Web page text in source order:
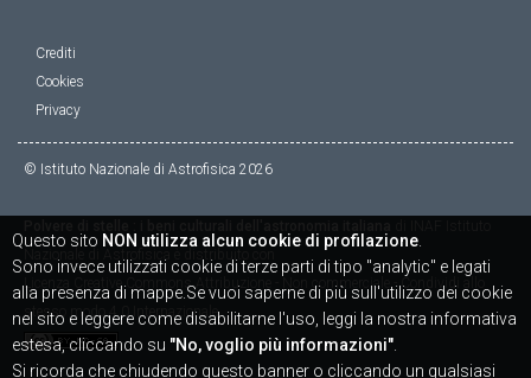
Crediti
Cookies
Privacy
© Istituto Nazionale di Astrofisica 2026
Licenza
Creative Commons Attribuzione - Non commerciale - Condividi allo
stesso modo 4.0 Internazionale
Questo sito NON utilizza alcun cookie di profilazione
Sono invece utilizzati cookie di terze parti di tipo "analytic" e legati
alla presenza di mappe.Se vuoi saperne di più sull'utilizzo dei cookie
nel sito e leggere come disabilitarne l'uso, leggi la nostra informativa
estesa, cliccando su "No, voglio più informazioni"
Si ricorda che chiudendo questo banner o cliccando un qualsiasi